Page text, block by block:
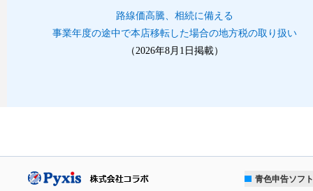
路線価高騰、相続に備える
事業年度の途中で本店移転した場合の地方税の取り扱い
（2026年8月1日掲載）
青色申告ソフト